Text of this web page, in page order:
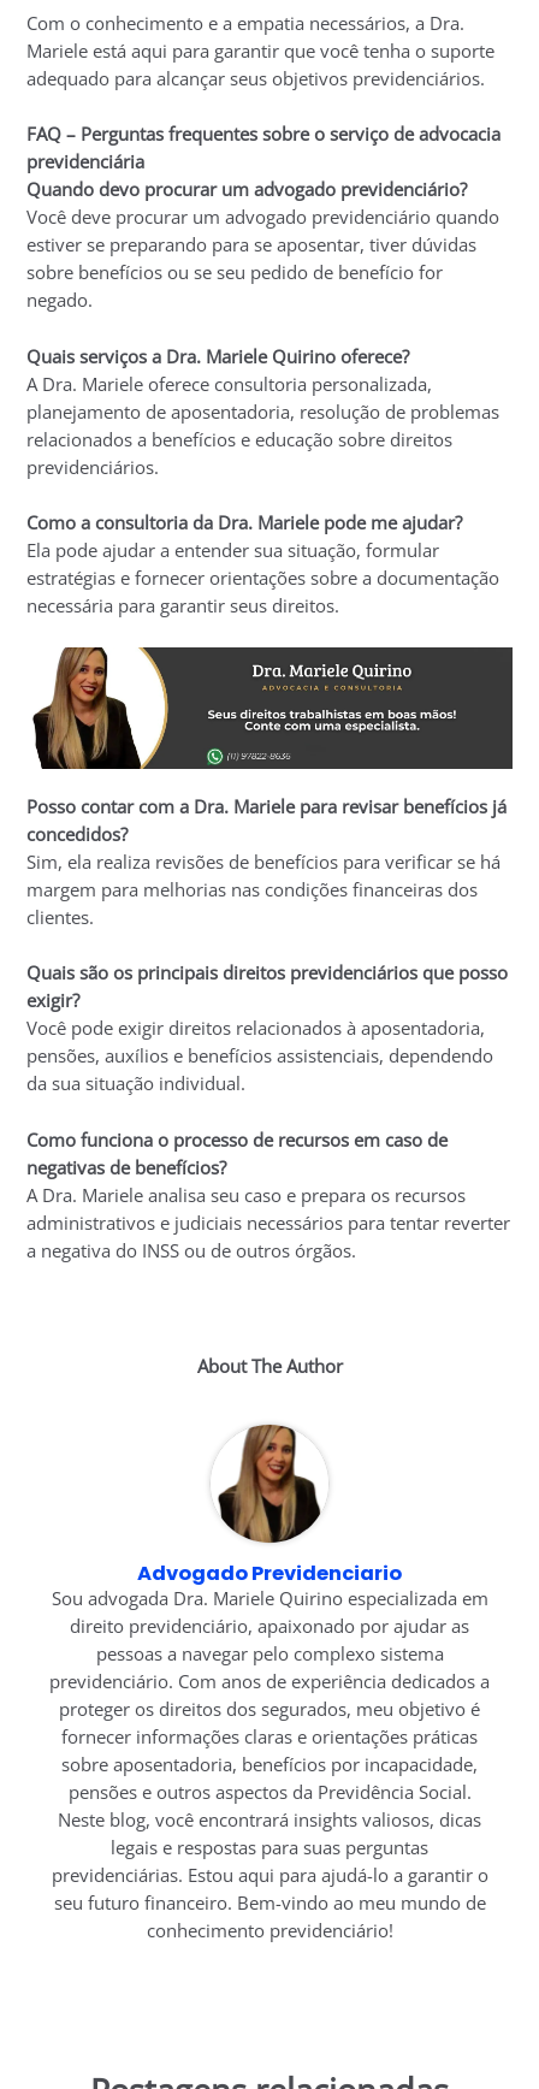
Com o conhecimento e a empatia necessários, a Dra.
Mariele está aqui para garantir que você tenha o suporte
adequado para alcançar seus objetivos previdenciários.
FAQ – Perguntas frequentes sobre o serviço de advocacia
previdenciária
Quando devo procurar um advogado previdenciário?
Você deve procurar um advogado previdenciário quando
estiver se preparando para se aposentar, tiver dúvidas
sobre benefícios ou se seu pedido de benefício for
negado.
Quais serviços a Dra. Mariele Quirino oferece?
A Dra. Mariele oferece consultoria personalizada,
planejamento de aposentadoria, resolução de problemas
relacionados a benefícios e educação sobre direitos
previdenciários.
Como a consultoria da Dra. Mariele pode me ajudar?
Ela pode ajudar a entender sua situação, formular
estratégias e fornecer orientações sobre a documentação
necessária para garantir seus direitos.
Posso contar com a Dra. Mariele para revisar benefícios já
concedidos?
Sim, ela realiza revisões de benefícios para verificar se há
margem para melhorias nas condições financeiras dos
clientes.
Quais são os principais direitos previdenciários que posso
exigir?
Você pode exigir direitos relacionados à aposentadoria,
pensões, auxílios e benefícios assistenciais, dependendo
da sua situação individual.
Como funciona o processo de recursos em caso de
negativas de benefícios?
A Dra. Mariele analisa seu caso e prepara os recursos
administrativos e judiciais necessários para tentar reverter
a negativa do INSS ou de outros órgãos.
About The Author
Advogado Previdenciario
Sou advogada Dra. Mariele Quirino especializada em
direito previdenciário, apaixonado por ajudar as
pessoas a navegar pelo complexo sistema
previdenciário. Com anos de experiência dedicados a
proteger os direitos dos segurados, meu objetivo é
fornecer informações claras e orientações práticas
sobre aposentadoria, benefícios por incapacidade,
pensões e outros aspectos da Previdência Social.
Neste blog, você encontrará insights valiosos, dicas
legais e respostas para suas perguntas
previdenciárias. Estou aqui para ajudá-lo a garantir o
seu futuro financeiro. Bem-vindo ao meu mundo de
conhecimento previdenciário!